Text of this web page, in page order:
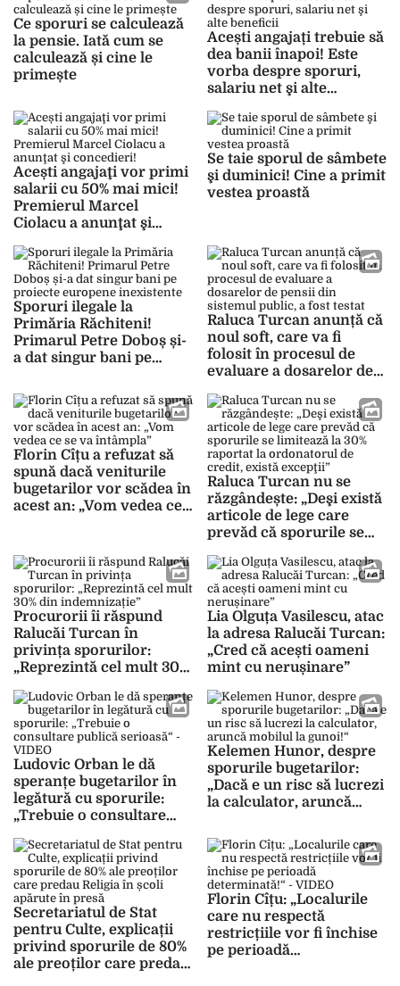
Ce sporuri se calculează
la pensie. Iată cum se
calculează și cine le
primește
Acești angajați trebuie să
dea banii înapoi! Este
vorba despre sporuri,
salariu net şi alte
Acești angajaţi vor primi
salarii cu 50% mai mici!
Premierul Marcel
Ciolacu a anunţat şi
Se taie sporul de sâmbete
şi duminici! Cine a primit
vestea proastă
Sporuri ilegale la
Primăria Răchiteni!
Primarul Petre Doboș și-
a dat singur bani pe
inexistente
Raluca Turcan anunță că
noul soft, care va fi
folosit în procesul de
evaluare a dosarelor de
public, a fost testat
Florin Cîțu a refuzat să
spună dacă veniturile
bugetarilor vor scădea în
acest an: „Vom vedea ce
Raluca Turcan nu se
răzgândește: „Deşi există
articole de lege care
prevăd că sporurile se
la ordonatorul de credit,
există excepţii”
Procurorii îi răspund
Ralucăi Turcan în
privința sporurilor:
„Reprezintă cel mult 30%
Lia Olguța Vasilescu, atac
la adresa Ralucăi Turcan:
„Cred că acești oameni
mint cu nerușinare”
Ludovic Orban le dă
speranțe bugetarilor în
legătură cu sporurile:
„Trebuie o consultare
VIDEO
Kelemen Hunor, despre
sporurile bugetarilor:
„Dacă e un risc să lucrezi
la calculator, aruncă
Secretariatul de Stat
pentru Culte, explicații
privind sporurile de 80%
ale preoților care predau
Florin Cîțu: „Localurile
care nu respectă
restricțiile vor fi închise
pe perioadă